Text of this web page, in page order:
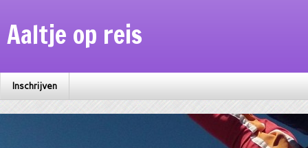
Aaltje op reis
Inschrijven